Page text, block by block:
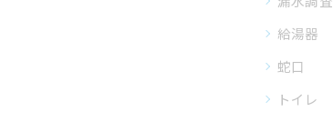
給湯器
蛇口
トイレ